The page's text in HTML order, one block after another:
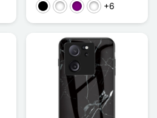
NegroBlancoDégradé Violet
Dégradé Rose
+6